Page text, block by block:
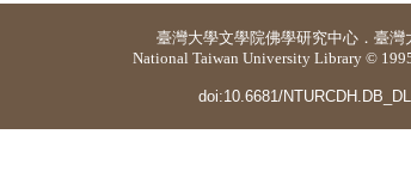
臺灣大學文學院佛學研究中心 ． 臺灣
National Taiwan University Library ©
doi:10.6681/